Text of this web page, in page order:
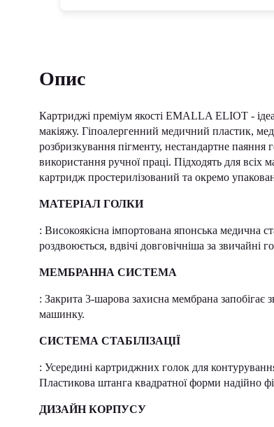
Опис
Картриджі преміум якості EMALLA ELIOT -
макіяжу. Гіпоалергенний медичний пластик,
розбризкування пігменту, нестандартне паяння
використання ручної праці. Підходять для
картридж простерилізований та окремо
МАТЕРІАЛ ГОЛКИ
: Високоякісна імпортована японська медична
роздвоюється, вдвічі довговічніша за звичайні
МЕМБРАННА СИСТЕМА
: Закрита 3-шарова захисна мембрана
машинку.
СИСТЕМА СТАБІЛІЗАЦІЇ
: Усередині картриджних голок для
Пластикова штанга квадратної форми надійно
ДИЗАЙН КОРПУСУ